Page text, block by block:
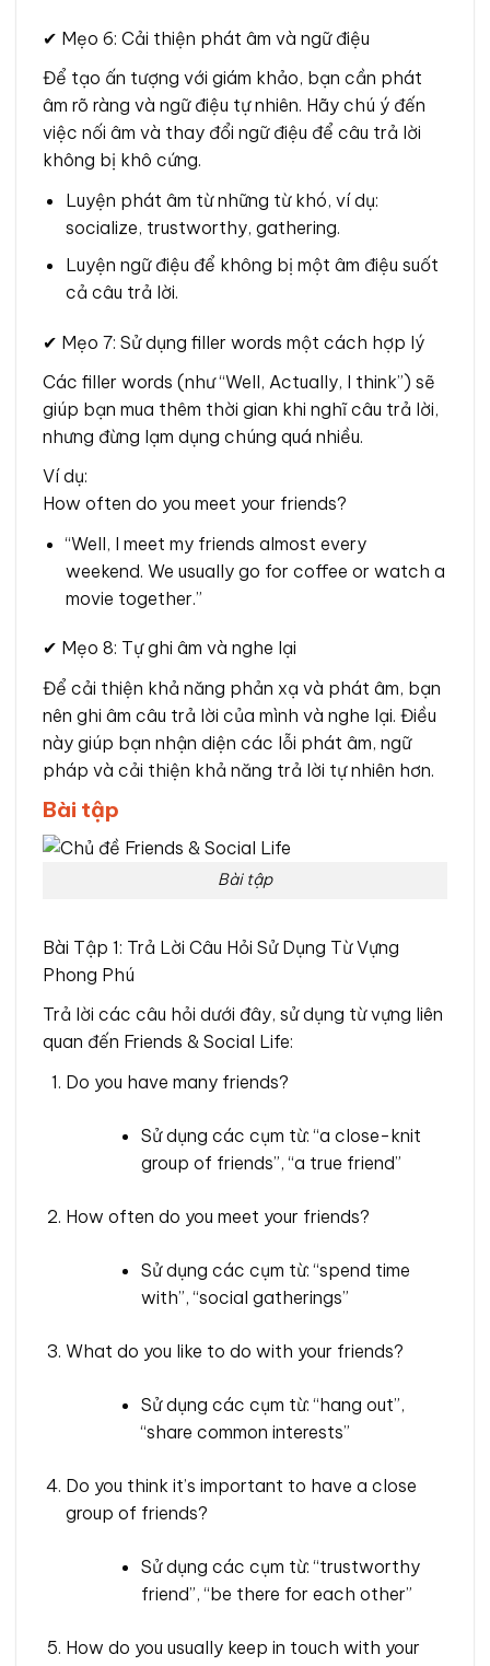
✔ Mẹo 6: Cải thiện phát âm và ngữ điệu
Để tạo ấn tượng với giám khảo, bạn cần phát
âm rõ ràng và ngữ điệu tự nhiên. Hãy chú ý đến
việc nối âm và thay đổi ngữ điệu để câu trả lời
không bị khô cứng.
Luyện phát âm từ những từ khó, ví dụ:
socialize, trustworthy, gathering.
Luyện ngữ điệu để không bị một âm điệu suốt
cả câu trả lời.
✔ Mẹo 7: Sử dụng filler words một cách hợp lý
Các filler words (như “Well, Actually, I think”) sẽ
giúp bạn mua thêm thời gian khi nghĩ câu trả lời,
nhưng đừng lạm dụng chúng quá nhiều.
Ví dụ:
How often do you meet your friends?
“Well, I meet my friends almost every
weekend. We usually go for coffee or watch a
movie together.”
✔ Mẹo 8: Tự ghi âm và nghe lại
Để cải thiện khả năng phản xạ và phát âm, bạn
nên ghi âm câu trả lời của mình và nghe lại. Điều
này giúp bạn nhận diện các lỗi phát âm, ngữ
pháp và cải thiện khả năng trả lời tự nhiên hơn.
Bài tập
Bài tập
Bài Tập 1: Trả Lời Câu Hỏi Sử Dụng Từ Vựng
Phong Phú
Trả lời các câu hỏi dưới đây, sử dụng từ vựng liên
quan đến Friends & Social Life:
Do you have many friends?
Sử dụng các cụm từ: “a close-knit
group of friends”, “a true friend”
How often do you meet your friends?
Sử dụng các cụm từ: “spend time
with”, “social gatherings”
What do you like to do with your friends?
Sử dụng các cụm từ: “hang out”,
“share common interests”
Do you think it’s important to have a close
group of friends?
Sử dụng các cụm từ: “trustworthy
friend”, “be there for each other”
How do you usually keep in touch with your